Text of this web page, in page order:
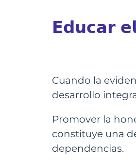
𝗘𝗱𝘂𝗰𝗮𝗿
Cuando la
desarrollo
Promover la
constituye una
dependencias.